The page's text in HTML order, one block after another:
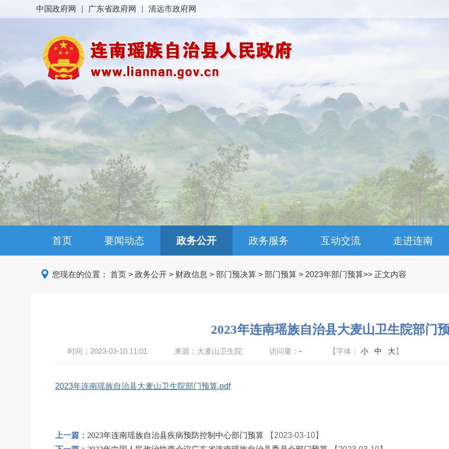
中国政府网 广东省政府网 清远市政府网
首页 要闻动态 政务公开 政务服务 互动交流 走进连南
您现在的位置： 首页 > 政务公开 > 财政信息 > 部门预决算 > 部门预算 > 2023年部门预算>> 正文内容
2023年连南瑶族自治县大麦山卫生院部门
时间： 2023-03-10 11:01 来源：大麦山卫生院 访问量： - 【字体： 小 中 大】
2023年连南瑶族自治县大麦山卫生院部门预算.pdf
上一篇： 2023年连南瑶族自治县疾病预防控制中心部门预算
【2023-03-10】